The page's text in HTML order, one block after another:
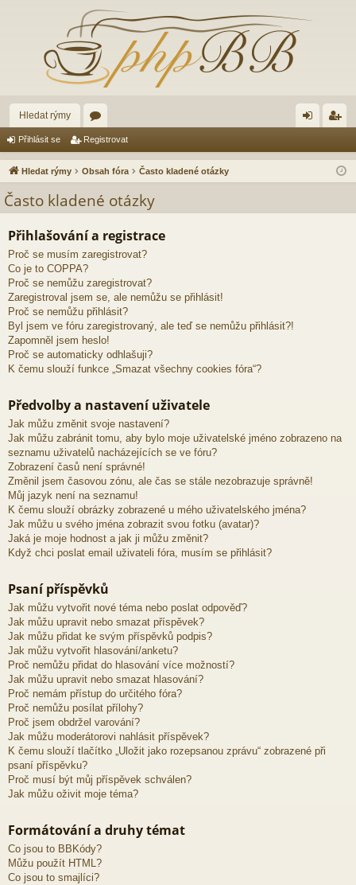
Hledat rýmy
ór
a lá
se
ist
va
Přihlásit se Registrovat
Hledat rýmy Obsah fóra Často kladené otázky
Často kladené otázky
Přihlašování a registrace
Proč se musím zaregistrovat?
Co je to COPPA?
Proč se nemůžu zaregistrovat?
Zaregistroval jsem se, ale nemůžu se přihlásit!
Proč se nemůžu přihlásit?
Byl jsem ve fóru zaregistrovaný, ale teď se nemůžu přihlásit?!
Zapomněl jsem heslo!
Proč se automaticky odhlašuji?
K čemu slouží funkce „Smazat všechny cookies fóra“?
Předvolby a nastavení uživatele
Jak můžu změnit svoje nastavení?
Jak můžu zabránit tomu, aby bylo moje uživatelské jméno zobrazeno na
seznamu uživatelů nacházejících se ve fóru?
Zobrazení časů není správné!
Změnil jsem časovou zónu, ale čas se stále nezobrazuje správně!
Můj jazyk není na seznamu!
K čemu slouží obrázky zobrazené u mého uživatelského jména?
Jak můžu u svého jména zobrazit svou fotku (avatar)?
Jaká je moje hodnost a jak ji můžu změnit?
Když chci poslat email uživateli fóra, musím se přihlásit?
Psaní příspěvků
Jak můžu vytvořit nové téma nebo poslat odpověď?
Jak můžu upravit nebo smazat příspěvek?
Jak můžu přidat ke svým příspěvků podpis?
Jak můžu vytvořit hlasování/anketu?
Proč nemůžu přidat do hlasování více možností?
Jak můžu upravit nebo smazat hlasování?
Proč nemám přístup do určitého fóra?
Proč nemůžu posílat přílohy?
Proč jsem obdržel varování?
Jak můžu moderátorovi nahlásit příspěvek?
K čemu slouží tlačítko „Uložit jako rozepsanou zprávu“ zobrazené při
psaní příspěvku?
Proč musí být můj příspěvek schválen?
Jak můžu oživit moje téma?
Formátování a druhy témat
Co jsou to BBKódy?
Můžu použít HTML?
Co jsou to smajlíci?